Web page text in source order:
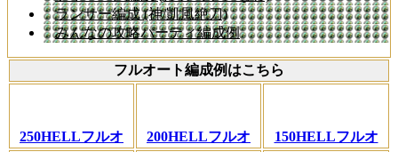
ランサー編成 (神/凱風絶刀)
みんなの攻略パーティ編成例
フルオート編成例はこちら
250HELLフルオ 200HELLフルオ 150HELLフルオ